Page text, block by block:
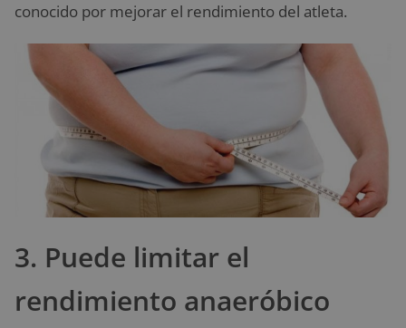
conocido por mejorar el rendimiento del atleta.
3. Puede limitar el
rendimiento anaeróbico